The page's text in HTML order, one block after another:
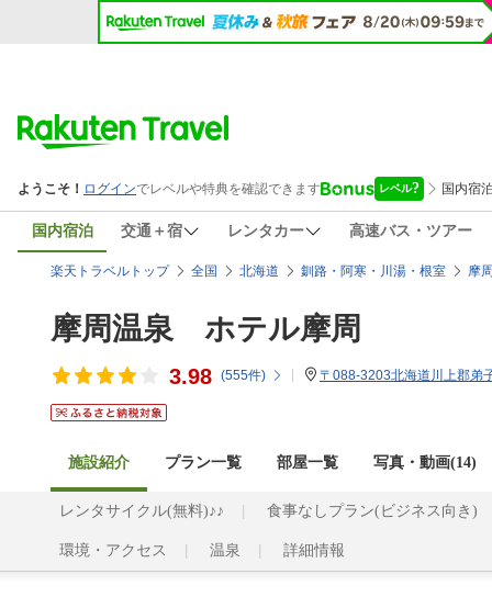
国内宿泊 交通＋宿 レンタカー 高速バス・ツアー
楽天トラベルトップ 全国 北海道 釧路・阿寒・川湯・根室 摩
摩周温泉 ホテル摩周
3.98 (555件) 〒088-3203北海道川上郡弟
施設紹介 プラン一覧 部屋一覧 写真・動画(14)
レンタサイクル(無料)♪♪ 食事なしプラン(ビジネス向き)
環境・アクセス 温泉 詳細情報